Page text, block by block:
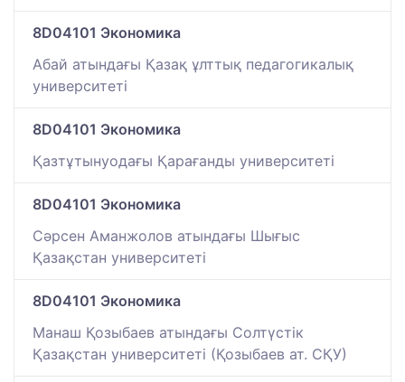
8D04101 Экономика
Абай атындағы Қазақ ұлттық педагогикалық
университеті
8D04101 Экономика
Қазтұтынуодағы Қарағанды университеті
8D04101 Экономика
Сәрсен Аманжолов атындағы Шығыс
Қазақстан университеті
8D04101 Экономика
Манаш Қозыбаев атындағы Солтүстік
Қазақстан университеті (Қозыбаев ат. СҚУ)